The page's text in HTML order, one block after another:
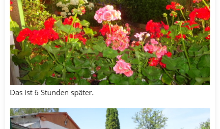
Das ist 6 Stunden später.